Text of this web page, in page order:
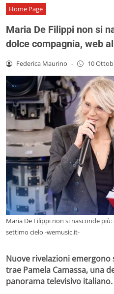
Home Page
Maria De Filippi non si
dolce compagnia, web
Federica Maurino - 10
Maria De Filippi non si nasconde
settimo cielo -wemusic.it-
Nuove rivelazioni
trae Pamela Camassa, una
panorama televisivo italiano.